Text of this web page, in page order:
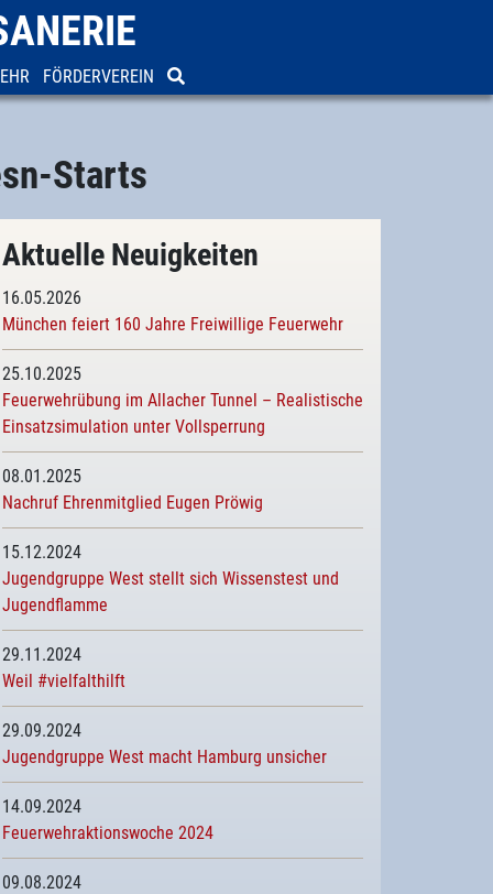
FÖRDERVEREIN
Starts
Aktuelle Neuigkeiten
16.05.2026
München feiert 160 Jahre Freiwillige Feuerwehr
25.10.2025
Feuerwehrübung im Allacher Tunnel – Realistische
Einsatzsimulation unter Vollsperrung
08.01.2025
Nachruf Ehrenmitglied Eugen Pröwig
15.12.2024
Jugendgruppe West stellt sich Wissenstest und
Jugendflamme
29.11.2024
Weil #vielfalthilft
29.09.2024
Jugendgruppe West macht Hamburg unsicher
14.09.2024
Feuerwehraktionswoche 2024
09.08.2024